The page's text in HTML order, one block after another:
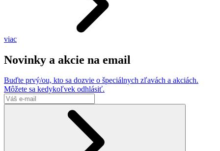
viac
Novinky a akcie na email
Buďte prvý/ou, kto sa dozvie o špeciálnych zľavách a akciách.
Môžete sa kedykoľvek odhlásiť.